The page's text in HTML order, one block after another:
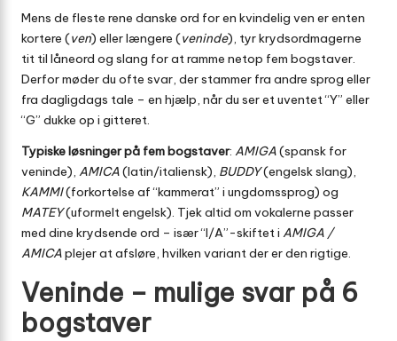
Mens de fleste rene danske ord for en kvindelig ven er enten
kortere (ven) eller længere (veninde), tyr krydsordmagerne
tit til låneord og slang for at ramme netop fem bogstaver.
Derfor møder du ofte svar, der stammer fra andre sprog eller
fra dagligdags tale – en hjælp, når du ser et uventet “Y” eller
“G” dukke op i gitteret.
Typiske løsninger på fem bogstaver: AMIGA(spansk for
veninde), AMICA(latin/italiensk), BUDDY(engelsk slang),
KAMMI(forkortelse af “kammerat” i ungdomssprog) og
MATEY(uformelt engelsk). Tjek altid om vokalerne passer
med dine krydsende ord – især “I/A”-skiftet i AMIGA /
AMICAplejer at afsløre, hvilken variant der er den rigtige.
Veninde – mulige svar på 6
bogstaver